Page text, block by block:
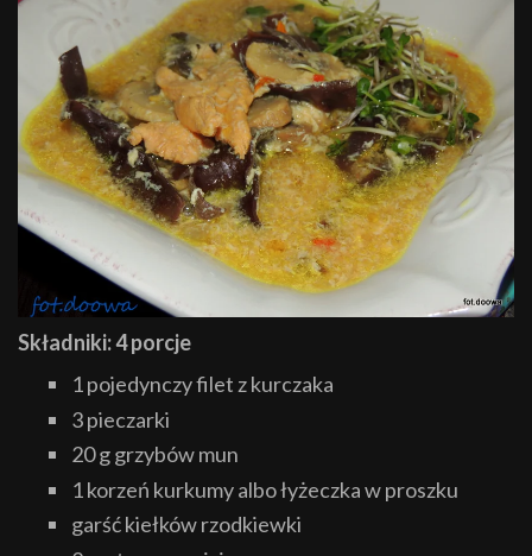
Składniki: 4 porcje
1 pojedynczy filet z kurczaka
3 pieczarki
20 g grzybów mun
1 korzeń kurkumy albo łyżeczka w proszku
garść kiełków rzodkiewki